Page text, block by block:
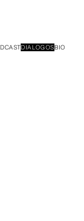
DIALOGOSBIO